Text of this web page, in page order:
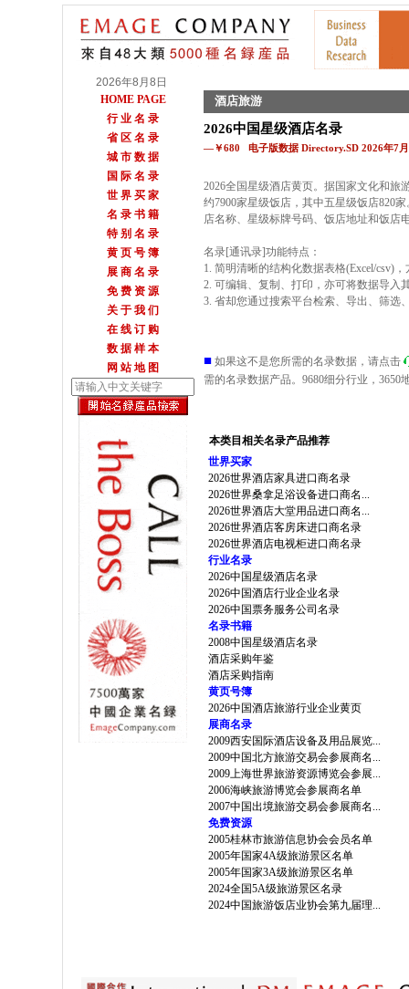
2026年8月8日
HOME PAGE
行 业 名 录
省 区 名 录
城 市 数 据
国 际 名 录
世 界 买 家
名 录 书 籍
特 别 名 录
黄 页 号 簿
展 商 名 录
免 费 资 源
关 于 我 们
在 线 订 购
数 据 样 本
网 站 地 图
酒店旅游
2026中国星级酒店名录
—￥680 电子版数据 Directory.SD 2026年7
2026全国星级酒店黄页。据国家文化和旅
约7900家星级饭店，其中五星级饭店820
店名称、星级标牌号码、饭店地址和饭店
名录[通讯录]功能特点：
1. 简明清晰的结构化数据表格(Excel/csv)
2. 可编辑、复制、打印，亦可将数据导入
3. 省却您通过搜索平台检索、导出、筛选
■ 如果这不是您所需的名录数据，请点击
需的名录数据产品。9680细分行业，
本类目相关名录产品推荐
世界买家
2026世界酒店家具进口商名录
2026世界桑拿足浴设备进口商名...
2026世界酒店大堂用品进口商名...
2026世界酒店客房床进口商名录
2026世界酒店电视柜进口商名录
行业名录
2026中国星级酒店名录
2026中国酒店行业企业名录
2026中国票务服务公司名录
名录书籍
2008中国星级酒店名录
酒店采购年鉴
酒店采购指南
黄页号簿
2026中国酒店旅游行业企业黄页
展商名录
2009西安国际酒店设备及用品展览...
2009中国北方旅游交易会参展商名...
2009上海世界旅游资源博览会参展...
2006海峡旅游博览会参展商名单
2007中国出境旅游交易会参展商名...
免费资源
2005桂林市旅游信息协会会员名单
2005年国家4A级旅游景区名单
2005年国家3A级旅游景区名单
2024全国5A级旅游景区名录
2024中国旅游饭店业协会第九届理...